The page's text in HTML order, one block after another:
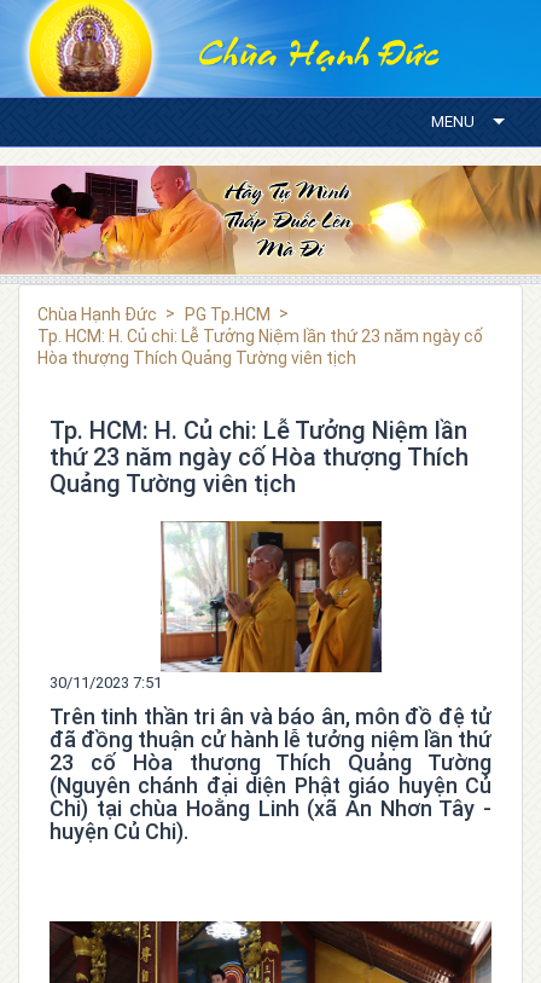
MENU
Chùa Hạnh Đức
PG Tp.HCM
Tp. HCM: H. Củ chi: Lễ Tưởng Niệm lần thứ 23 năm ngày cố
Hòa thượng Thích Quảng Tường viên tịch
Tp. HCM: H. Củ chi: Lễ Tưởng Niệm lần
thứ 23 năm ngày cố Hòa thượng Thích
Quảng Tường viên tịch
30/11/2023 7:51
Trên tinh thần tri ân và báo ân, môn đồ đệ tử
đã đồng thuận cử hành lễ tưởng niệm lần thứ
23 cố Hòa thượng Thích Quảng Tường
(Nguyên chánh đại diện Phật giáo huyện Củ
Chi) tại chùa Hoằng Linh (xã An Nhơn Tây -
huyện Củ Chi).